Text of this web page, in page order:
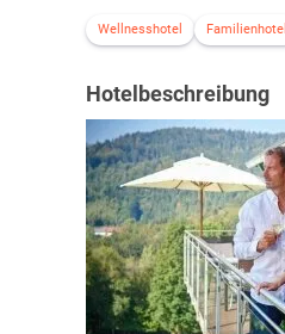
Wellnesshotel Familienhotel
Hotelbeschreibung